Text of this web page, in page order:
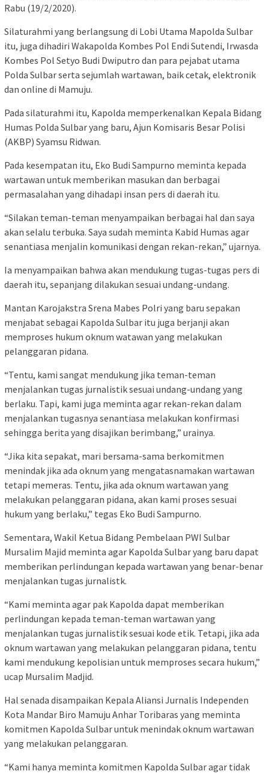
Rabu (19/2/2020).
Silaturahmi yang berlangsung di Lobi Utama Mapolda Sulbar
itu, juga dihadiri Wakapolda Kombes Pol Endi Sutendi, Irwasda
Kombes Pol Setyo Budi Dwiputro dan para pejabat utama
Polda Sulbar serta sejumlah wartawan, baik cetak, elektronik
dan online di Mamuju.
Pada silaturahmi itu, Kapolda memperkenalkan Kepala Bidang
Humas Polda Sulbar yang baru, Ajun Komisaris Besar Polisi
(AKBP) Syamsu Ridwan.
Pada kesempatan itu, Eko Budi Sampurno meminta kepada
wartawan untuk memberikan masukan dan berbagai
permasalahan yang dihadapi insan pers di daerah itu.
“Silakan teman-teman menyampaikan berbagai hal dan saya
akan selalu terbuka. Saya sudah meminta Kabid Humas agar
senantiasa menjalin komunikasi dengan rekan-rekan,” ujarnya.
Ia menyampaikan bahwa akan mendukung tugas-tugas pers di
daerah itu, sepanjang dilakukan sesuai undang-undang.
Mantan Karojakstra Srena Mabes Polri yang baru sepakan
menjabat sebagai Kapolda Sulbar itu juga berjanji akan
memproses hukum oknum watawan yang melakukan
pelanggaran pidana.
“Tentu, kami sangat mendukung jika teman-teman
menjalankan tugas jurnalistik sesuai undang-undang yang
berlaku. Tapi, kami juga meminta agar rekan-rekan dalam
menjalankan tugasnya senantiasa melakukan konfirmasi
sehingga berita yang disajikan berimbang,” urainya.
“Jika kita sepakat, mari bersama-sama berkomitmen
menindak jika ada oknum yang mengatasnamakan wartawan
tetapi memeras. Tentu, jika ada oknum wartawan yang
melakukan pelanggaran pidana, akan kami proses sesuai
hukum yang berlaku,” tegas Eko Budi Sampurno.
Sementara, Wakil Ketua Bidang Pembelaan PWI Sulbar
Mursalim Majid meminta agar Kapolda Sulbar yang baru dapat
memberikan perlindungan kepada wartawan yang benar-benar
menjalankan tugas jurnalistk.
“Kami meminta agar pak Kapolda dapat memberikan
perlindungan kepada teman-teman wartawan yang
menjalankan tugas jurnalistik sesuai kode etik. Tetapi, jika ada
oknum wartawan yang melakukan pelanggaran pidana, tentu
kami mendukung kepolisian untuk memproses secara hukum,”
ucap Mursalim Madjid.
Hal senada disampaikan Kepala Aliansi Jurnalis Independen
Kota Mandar Biro Mamuju Anhar Toribaras yang meminta
komitmen Kapolda Sulbar untuk menindak oknum wartawan
yang melakukan pelanggaran.
“Kami hanya meminta komitmen Kapolda Sulbar agar tidak